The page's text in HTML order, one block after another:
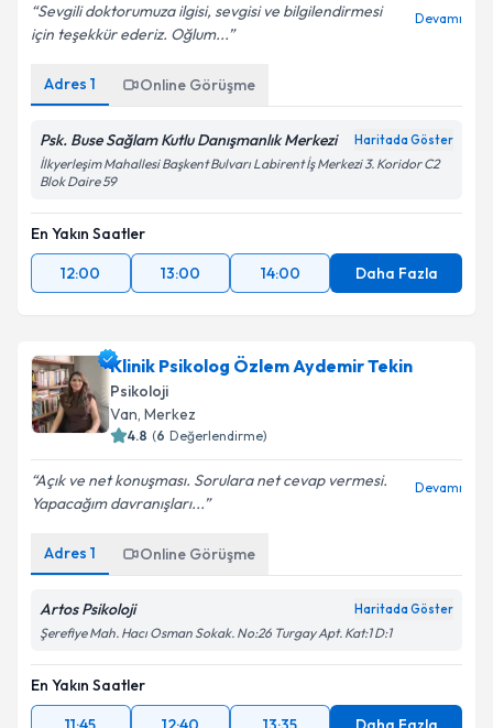
Sevgili doktorumuza ilgisi, sevgisi ve bilgilendirmesi
için teşekkür ederiz. Oğlum...
Devamı
Adres 1 Online Görüşme
Psk. Buse Sağlam Kutlu Danışmanlık Merkezi Haritada Göster
İlkyerleşim Mahallesi Başkent Bulvarı Labirent İş Merkezi 3. Koridor C2
Blok Daire 59
En Yakın Saatler
12:00
13:00 14:00 Daha Fazla
Klinik Psikolog Özlem Aydemir Tekin
Psikoloji
Van, Merkez
4.8 (6 Değerlendirme)
Açık ve net konuşması. Sorulara net cevap vermesi.
Yapacağım davranışları...
Devamı
Adres 1 Online Görüşme
Artos Psikoloji Haritada Göster
Şerefiye Mah. Hacı Osman Sokak. No:26 Turgay Apt. Kat:1 D:1
En Yakın Saatler